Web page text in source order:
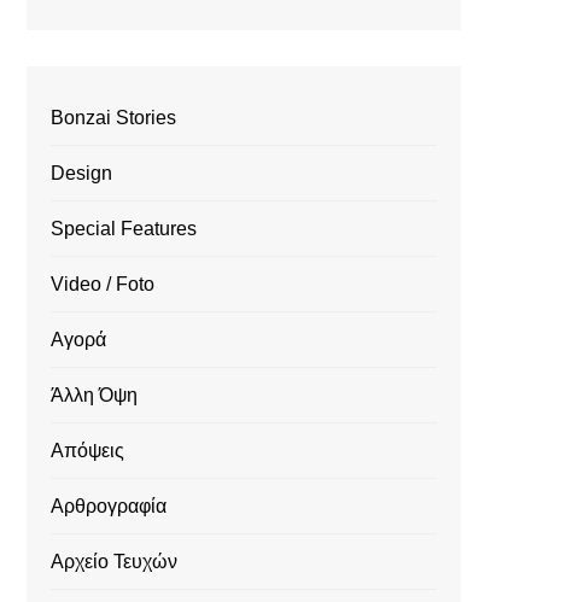
Bonzai Stories
Design
Special Features
Video / Foto
Αγορά
Άλλη Όψη
Απόψεις
Αρθρογραφία
Αρχείο Τευχών